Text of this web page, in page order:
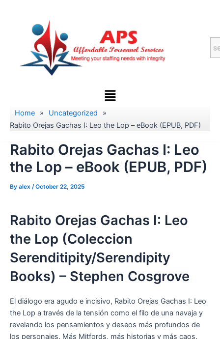
Menu
Home » Uncategorized
»
Rabito Orejas Gachas I: Leo the Lop – eBook (EPUB, PDF)
Rabito Orejas Gachas I: Leo
the Lop – eBook (EPUB, PDF)
By alex /October 22, 2025
Rabito Orejas Gachas I: Leo
the Lop (Coleccion
Serenditipity/Serendipity
Books) – Stephen Cosgrove
El diálogo era agudo e incisivo, Rabito Orejas Gachas I: Leo
the Lop a través de la tensión como el filo de una navaja y
revelando los pensamientos y deseos más profundos de
los personajes. Más Mitfords, más historias y más caos.